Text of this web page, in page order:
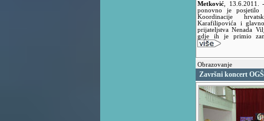
Metković 13.6.2011.
ponovno je posjetilo
Koordinacije
Karafilipovića i
prijateljstva Nenada
gdje ih je primio
Obrazovanje
Završni koncert